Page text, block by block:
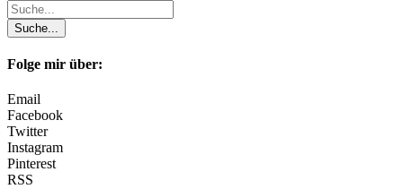
Folge mir über:
Email
Facebook
Twitter
Instagram
Pinterest
RSS